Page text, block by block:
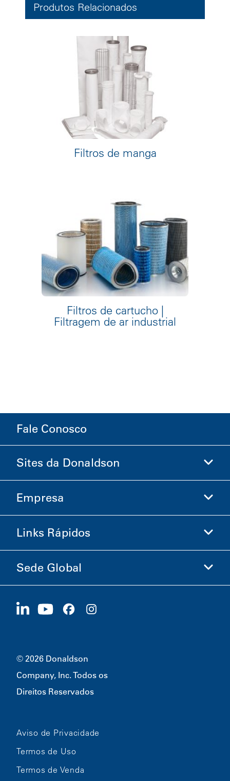
Produtos Relacionados
Filtros de manga
Filtros de cartucho |
Filtragem de ar industrial
Fale Conosco
Sites da Donaldson
Donaldson Life Sciences
Empresa
Informações sobre a Empresa
Carreiras
Links Rápidos
Investidores
Sustentabilidade
Sede Global
1400 W 94th Street
© 2026 Donaldson
Company, Inc. Todos os
Direitos Reservados
Aviso de Privacidade
Termos de Uso
Termos de Venda